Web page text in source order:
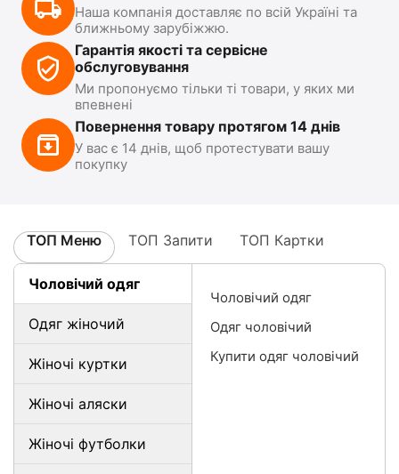
Наша компанія доставляє по всій Україні та
ближньому зарубіжжю.
Гарантія якості та сервісне
обслуговування
Ми пропонуємо тільки ті товари, у яких ми
впевнені
Повернення товару протягом 14 днів
У вас є 14 днів, щоб протестувати вашу
покупку
ТОП Меню ТОП Запити ТОП Картки
Чоловічий одяг
Одяг жіночий
Жіночі куртки
Жіночі аляски
Жіночі футболки
Чоловічий одяг
Одяг чоловічий
Купити одяг чоловічий